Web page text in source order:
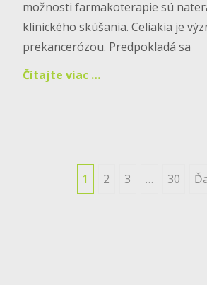
možnosti farmakoterapie sú
klinického skúšania. Celiakia je
prekancerózou. Predpokladá sa
Čítajte viac …
Posts
1 2 3 … 30